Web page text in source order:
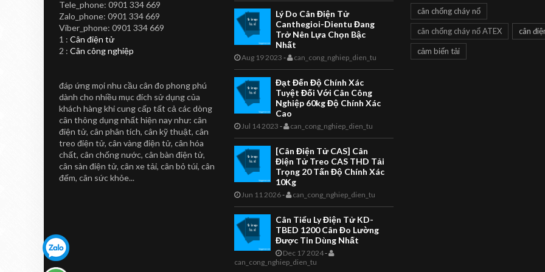
Tele_phone: 0901 334 669
Zalo_phone: 0901 334 669
Viber_phone: 0901 334 669
1 : Cân điện tử
2 : Cân công nghiệp
đáp ứng mọi nhu cầu cân đo phong phú
dành cho nhiều mục đích sử dụng của
khách hàng khi cung cấp tất cả các dòng
cân thông dụng nhất hiện nay như: cân
điện tử, cân phân tích, cân kỹ thuật, cân
treo điện tử, cân vàng điện tử, cân hóa
chất, cân chống nước, cân bàn điện tử,
cân sàn điện tử, cân xe tải, cân bỏ túi, cân
đếm, cân sức khỏe...
Lý Do Cân Điện Tử
Canthegioi-Dientu Đang
Trở Nên Lựa Chọn Bậc
Nhất
Aug 19 2023 - can_cong_nghiep_dien_tu
Đạt Đến Độ Chính Xác
Tuyệt Đối Với Cân Công
Nghiệp 60kg Độ Chính Xác
Cao
Jul 14 2023 - can_cong_nghiep_dien_tu
[Cân Điện Tử CAS] Cân
Điện Tử Treo CAS THD Tải
Trọng 20 Tấn Độ Chính Xác
10Kg
Jun 11 2026- can_cong_nghiep_dien_tu
Cân Tiểu Ly Điện Tử KD-
TBED 1200 Cân Đo Lường
Được Tin Dùng Nhất
Dec 17 2024-
can_cong_nghiep_dien_tu
cân chống cháy nổ
cân chống cháy nổ ATEX cân
cảm biến tải
CAN IN NHAN
Cân In Nhãn Siêu
Thị CL5000-B
Cân in nhãn siêu thị CL5000-B
Sản phẩm cân in nhãn CL5000-B
...
LS2X Label
Printing Scale
LS2X Thermal Label Printing
Printing Scale is a quality
product with EC Weights and
Measures App...
CAN CONG NGHIEP